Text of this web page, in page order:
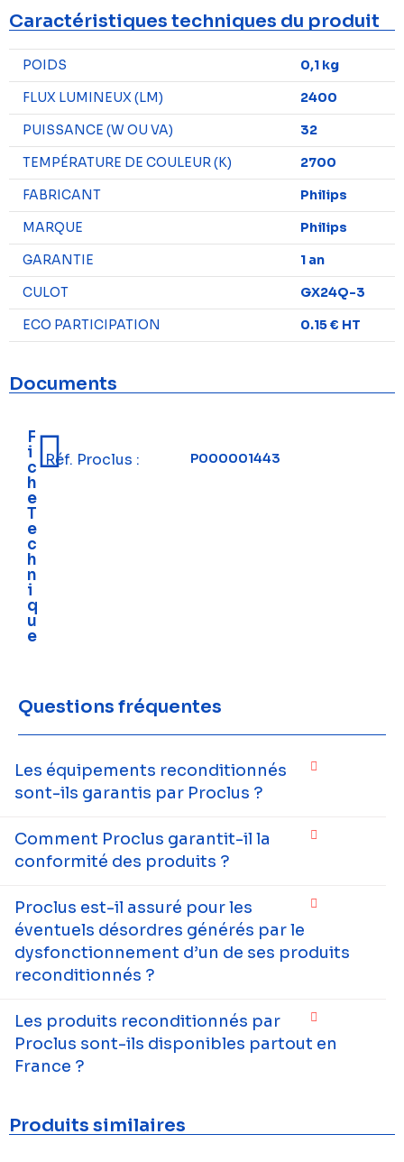
Caractéristiques techniques du produit
POIDS
0,1 kg
FLUX LUMINEUX (LM)
2400
PUISSANCE (W OU VA)
32
TEMPÉRATURE DE COULEUR (K)
2700
FABRICANT
Philips
MARQUE
Philips
GARANTIE
1 an
CULOT
GX24Q-3
ECO PARTICIPATION
0.15 € HT
Documents
F
i
c
h
e
T
e
c
h
n
i
q
u
e
Réf. Proclus : P000001443
Questions fréquentes
Les équipements reconditionnés
sont-ils garantis par Proclus ?
Comment Proclus garantit-il la
conformité des produits ?
Proclus est-il assuré pour les
éventuels désordres générés par le
dysfonctionnement d’un de ses produits
reconditionnés ?
Les produits reconditionnés par
Proclus sont-ils disponibles partout en
France ?
Produits similaires